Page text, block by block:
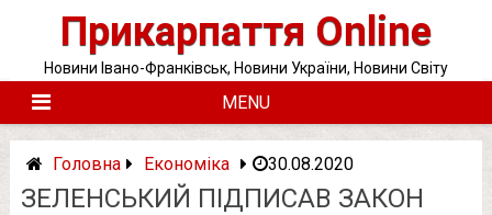
Прикарпаття Online
Новини Івано-Франківськ, Новини України, Новини Світу
MENU
Головна Економіка 30.08.2020
ЗЕЛЕНСЬКИЙ ПІДПИСАВ ЗАКОН